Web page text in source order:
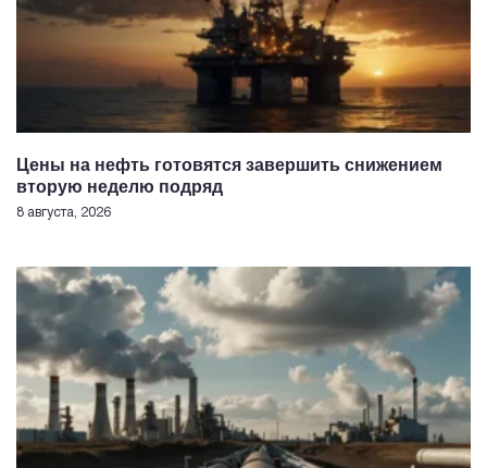
Цены на нефть готовятся завершить снижением
вторую неделю подряд
8 августа, 2026